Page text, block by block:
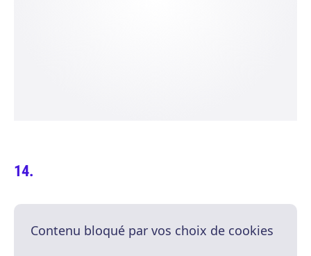
Contenu bloqué par vos choix de cookies